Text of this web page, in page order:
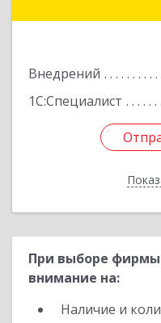
Внедрений
1С:Специалист
При выборе
внимание на:
Наличие и